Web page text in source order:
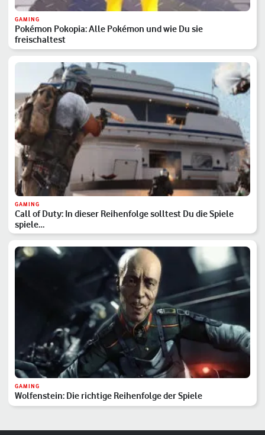
GAMING
Pokémon Pokopia: Alle Pokémon und wie Du sie
freischaltest
GAMING
Call of Duty: In dieser Reihenfolge solltest Du die Spiele
spiele…
GAMING
Wolfenstein: Die richtige Reihenfolge der Spiele